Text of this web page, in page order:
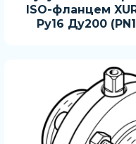
ISO-фланцем
Ру16 Ду200